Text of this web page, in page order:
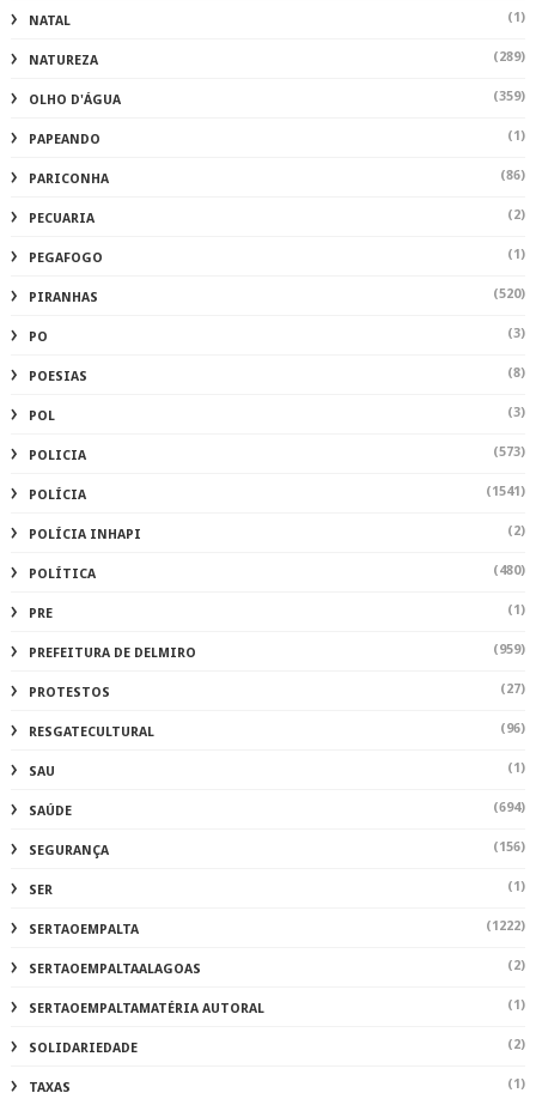
NATAL (1)
NATUREZA (289)
OLHO D'ÁGUA (359)
PAPEANDO (1)
PARICONHA (86)
PECUARIA (2)
PEGAFOGO (1)
PIRANHAS (520)
PO (3)
POESIAS (8)
POL (3)
POLICIA (573)
POLÍCIA (1541)
POLÍCIA INHAPI (2)
POLÍTICA (480)
PRE (1)
PREFEITURA DE DELMIRO (959)
PROTESTOS (27)
RESGATECULTURAL (96)
SAU (1)
SAÚDE (694)
SEGURANÇA (156)
SER (1)
SERTAOEMPALTA (1222)
SERTAOEMPALTAALAGOAS (2)
SERTAOEMPALTAMATÉRIA AUTORAL (1)
SOLIDARIEDADE (2)
TAXAS (1)